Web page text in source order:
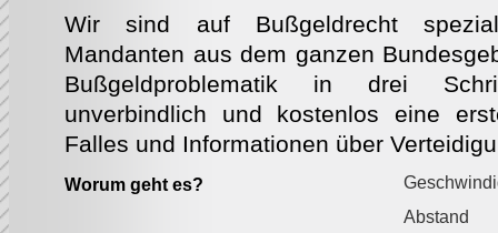
Wir sind auf Bußgeldrecht
Mandanten aus dem ganzen
Bußgeldproblematik in drei
unverbindlich und kostenlos eine
Falles und Informationen über
Worum geht es?
Abstand